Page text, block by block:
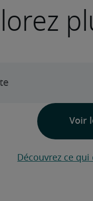
Découvrez ce